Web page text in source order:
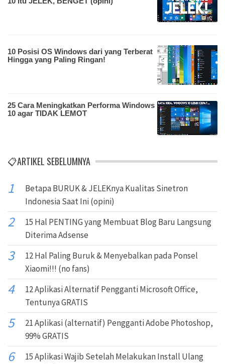
10 Posisi OS Windows dari yang Terberat
Hingga yang Paling Ringan!
25 Cara Meningkatkan Performa Windows
10 agar TIDAK LEMOT
📋ARTIKEL SEBELUMNYA
Betapa BURUK & JELEKnya Kualitas Sinetron
Indonesia Saat Ini (opini)
15 Hal PENTING yang Membuat Blog Baru Langsung
Diterima Adsense
12 Hal Paling Buruk & Menyebalkan pada Ponsel
Xiaomi!!! (no fans)
12 Aplikasi Alternatif Pengganti Microsoft Office,
Tentunya GRATIS
21 Aplikasi (alternatif) Pengganti Adobe Photoshop,
99% GRATIS
15 Aplikasi Wajib Setelah Melakukan Install Ulang